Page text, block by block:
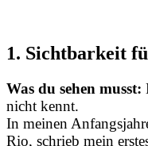
1. Sichtbarkeit
Was du sehen musst:
nicht kennt.
In meinen
Rio, schrieb mein